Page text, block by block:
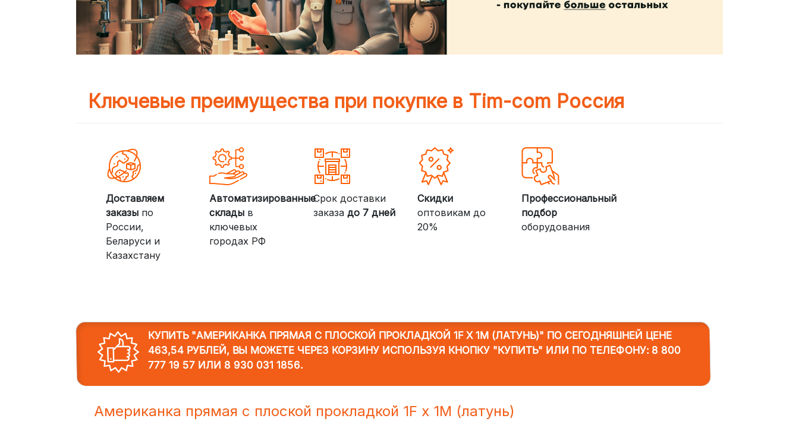
Ключевые преимущества при покупке в Tim-com Россия
Доставляем
заказыпо
России,
Беларуси и
Казахстану
Автоматизированные
склады в
ключевых
городах РФ
Срок доставки
заказадо 7 дней
Скидки
оптовикам до
20%
Профессиональный
подбор
оборудования
КУПИТЬ "АМЕРИКАНКА ПРЯМАЯ С ПЛОСКОЙ ПРОКЛАДКОЙ 1F X 1M (ЛАТУНЬ)"ПО СЕГОДНЯШНЕЙ ЦЕНЕ
463,54 РУБЛЕЙ, ВЫ МОЖЕТЕ ЧЕРЕЗ КОРЗИНУ ИСПОЛЬЗУЯ КНОПКУ "КУПИТЬ" ИЛИ ПО ТЕЛЕФОНУ: 8 800
777 19 57ИЛИ 8 930 031 1856.
Американка прямая с плоской прокладкой 1F x 1M (латунь)